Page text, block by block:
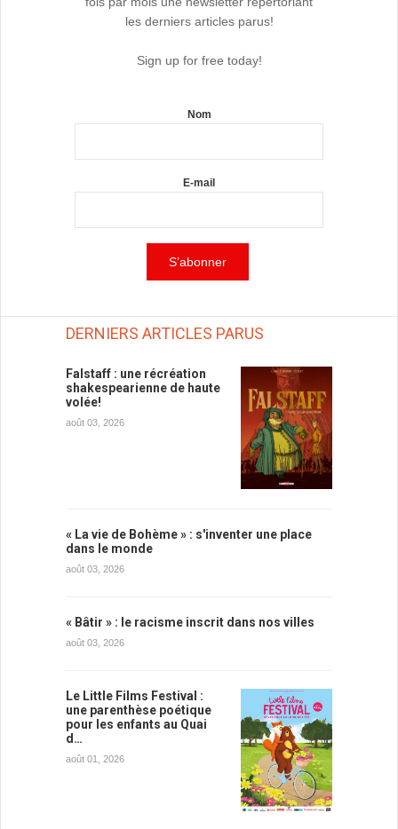
les derniers articles parus!
Sign up for free today!
Nom
E-mail
DERNIERS ARTICLES PARUS
Falstaff : une récréation
shakespearienne de haute
volée!
août 03, 2026
« La vie de Bohème » : s'inventer une place
dans le monde
août 03, 2026
« Bâtir » : le racisme inscrit dans nos villes
août 03, 2026
Le Little Films Festival :
une parenthèse poétique
pour les enfants au Quai
d…
août 01, 2026